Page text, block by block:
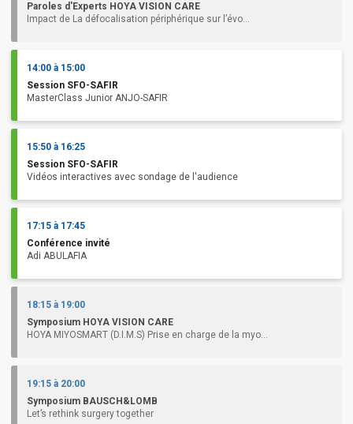
Paroles d'Experts HOYA VISION CARE
Impact de La défocalisation périphérique sur l’évo...
14:00 à 15:00
Session SFO-SAFIR
MasterClass Junior ANJO-SAFIR
15:50 à 16:25
Session SFO-SAFIR
Vidéos interactives avec sondage de l'audience
17:15 à 17:45
Conférence invité
Adi ABULAFIA
18:15 à 19:00
Symposium HOYA VISION CARE
HOYA MIYOSMART (D.I.M.S) Prise en charge de la myo...
19:15 à 20:00
Symposium BAUSCH&LOMB
Let’s rethink surgery together